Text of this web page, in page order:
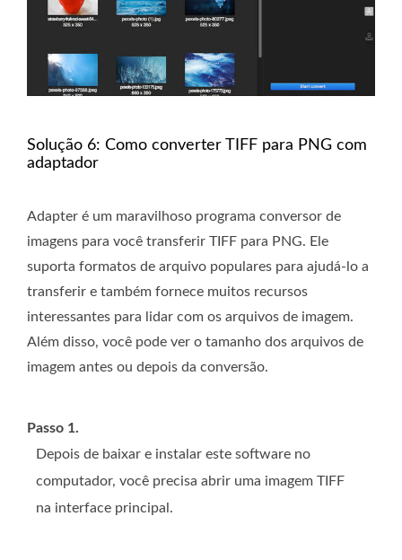
Solução 6: Como converter TIFF para PNG com
adaptador
Adapter é um maravilhoso programa conversor de
imagens para você transferir TIFF para PNG. Ele
suporta formatos de arquivo populares para ajudá-lo a
transferir e também fornece muitos recursos
interessantes para lidar com os arquivos de imagem.
Além disso, você pode ver o tamanho dos arquivos de
imagem antes ou depois da conversão.
Passo 1.
Depois de baixar e instalar este software no
computador, você precisa abrir uma imagem TIFF
na interface principal.